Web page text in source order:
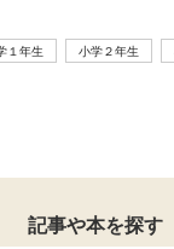
１年生 小学２年生
記事や本を探す